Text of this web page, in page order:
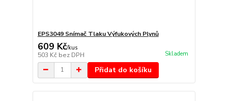
EPS3049 Snímač Tlaku Výfukových Plynů
609 Kč/kus
503 Kč bez DPH Skladem
Přidat do košíku